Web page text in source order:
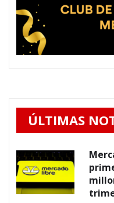
ÚLTIMAS